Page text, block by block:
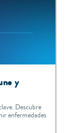
y
Descubre
enfermedades